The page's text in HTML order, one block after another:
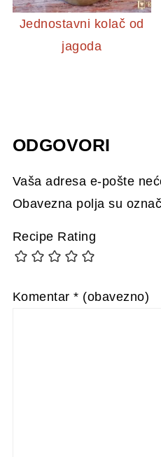
Jednostavni kolač od
jagoda
ODGOVORI
Vaša adresa e-pošte
Obavezna polja su
Recipe Rating
Komentar* (obavezno)